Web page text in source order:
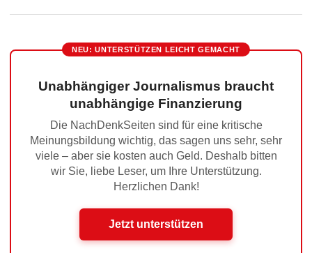
NEU: UNTERSTÜTZEN LEICHT GEMACHT
Unabhängiger Journalismus braucht
unabhängige Finanzierung
Die NachDenkSeiten sind für eine kritische
Meinungsbildung wichtig, das sagen uns sehr, sehr
viele – aber sie kosten auch Geld. Deshalb bitten
wir Sie, liebe Leser, um Ihre Unterstützung.
Herzlichen Dank!
Jetzt unterstützen